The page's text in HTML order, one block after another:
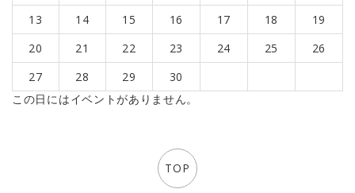
13
14 15 16 17 18
19
20
21 22 23 24 25
26
27
28 29
30
この日にはイベントがありません。
TOP